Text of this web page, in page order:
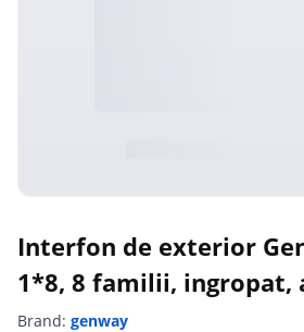
Interfon de exterior
1*8, 8 familii, ingropat,
Brand: genway